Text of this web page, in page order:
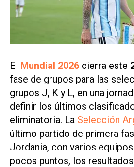
El Mundial 2026 cierra este
fase de grupos para las
grupos J, K y L, en una
definir los últimos
eliminatoria. La Selección
último partido de primera
Jordania, con varios
pocos puntos, los